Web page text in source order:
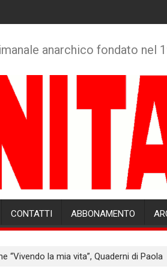
anarchico fondato nel
CONTATTI ABBONAMENTO
“Vivendo la mia vita”, Quaderni di Paola